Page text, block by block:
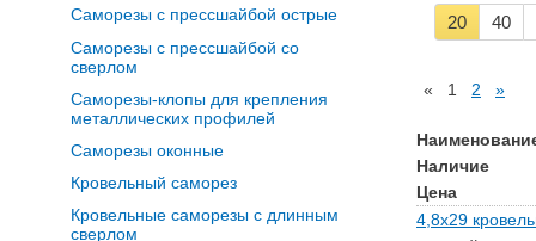
Саморезы с прессшайбой острые
Саморезы с прессшайбой со
сверлом
Саморезы-клопы для крепления
металлических профилей
Саморезы оконные
Кровельный саморез
Кровельные саморезы с длинным
сверлом
20
40
« 1 2 »
Наличие
Цена
4,8х29